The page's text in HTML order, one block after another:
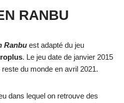
RANBU
Ranbu est adapté du jeu
. Le jeu date de janvier 2015
du monde en avril 2021.
dans lequel on retrouve des